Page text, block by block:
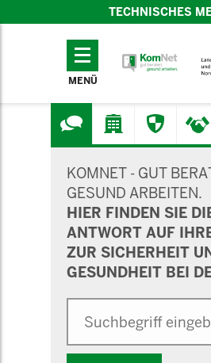
TECHNISCHES
TECHNISCHES
MENÜ
KOMNET - GUT
GESUND ARBEITEN.
HIER FINDEN SIE
ANTWORT AUF
ZUR SICHERHEIT
GESUNDHEIT BEI